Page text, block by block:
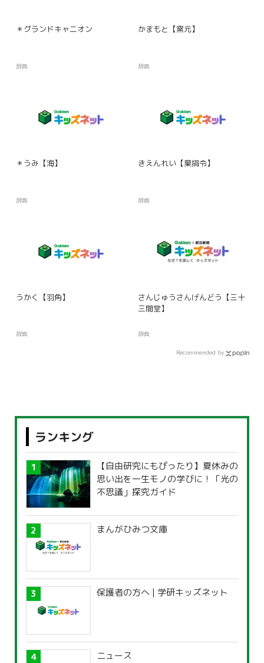
＊グランドキャニオン
辞典
かまもと【窯元】
辞典
＊うみ【海】
辞典
きえんれい【棄捐令】
辞典
うかく【羽角】
辞典
さんじゅうさんげんどう【三十
三間堂】
辞典
Recommended by
ランキング
【自由研究にもぴったり】夏休みの
思い出を一生モノの学びに！「光の
不思議」探究ガイド
まんがひみつ文庫
保護者の方へ | 学研キッズネット
ニュース